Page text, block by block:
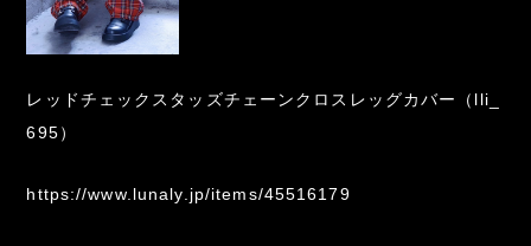
レッドチェックスタッズチェーンクロスレッグカバー（lli_
695）
https://www.lunaly.jp/items/45516179